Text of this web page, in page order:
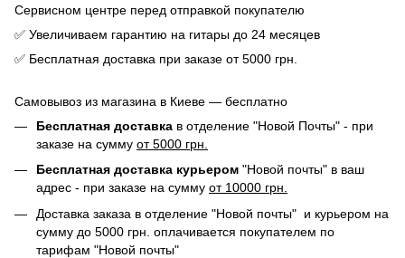
Сервисном центре перед отправкой покупателю
✅ Увеличиваем гарантию на гитары до 24 месяцев
✅ Бесплатная доставка при заказе от 5000 грн.
Самовывоз из магазина в Киеве — бесплатно
Бесплатная доставка в отделение "Новой Почты" - при
заказе на сумму от 5000 грн.
Бесплатная доставка курьером "Новой почты" в ваш
адрес - при заказе на сумму от 10000 грн.
Доставка заказа в отделение "Новой почты" и курьером на
сумму до 5000 грн. оплачивается покупателем по
тарифам "Новой почты"